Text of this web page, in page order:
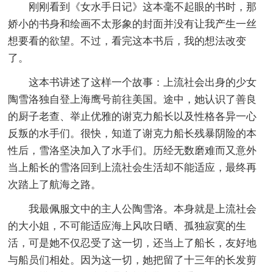
刚刚看到《女水手日记》这本毫不起眼的书时，那
娇小的书身和绘画不太形象的封面并没有让我产生一丝
想要看的欲望。不过，看完这本书后，我的想法改变
了。
这本书讲述了这样一个故事：上流社会出身的少女
陶雪洛独自登上海鹰号前往美国。途中，她认识了善良
的厨子老查、举止优雅的谢克力船长以及性格各异一心
反叛的水手们。很快，知道了谢克力船长残暴阴险的本
性后，雪洛坚决加入了水手们。历经无数磨难而又意外
当上船长的雪洛回到上流社会生活却不能适应，最终再
次踏上了航海之路。
我最佩服文中的主人公陶雪洛。本身就是上流社会
的大小姐，不可能适应海上风吹日晒、孤独寂寞的生
活，可是她不仅忍受了这一切，还当上了船长，友好地
与船员们相处。因为这一切，她把留了十三年的长发剪